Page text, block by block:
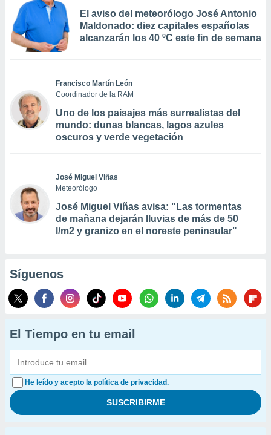
El aviso del meteorólogo José Antonio
Maldonado: diez capitales españolas
alcanzarán los 40 ºC este fin de semana
Francisco Martín León
Coordinador de la RAM
Uno de los paisajes más surrealistas del
mundo: dunas blancas, lagos azules
oscuros y verde vegetación
José Miguel Viñas
Meteorólogo
José Miguel Viñas avisa: "Las tormentas
de mañana dejarán lluvias de más de 50
l/m2 y granizo en el noreste peninsular"
Síguenos
El Tiempo en tu email
He leído y acepto la política de privacidad.